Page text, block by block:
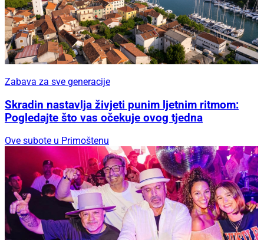
Zabava za sve generacije
Skradin nastavlja živjeti punim ljetnim ritmom:
Pogledajte što vas očekuje ovog tjedna
Ove subote u Primoštenu